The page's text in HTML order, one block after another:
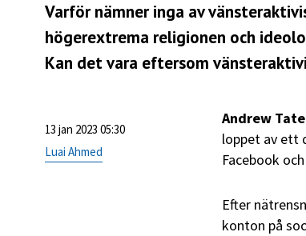
Varför nämner inga av
högerextrema religionen och
Kan det vara eftersom
13 jan 2023 05:30
Luai Ahmed
Andrew
loppet av ett
Facebook
Efter
konton på